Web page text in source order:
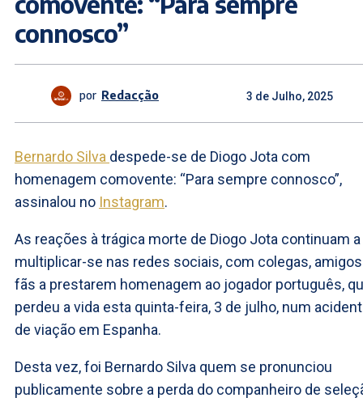
connosco”
por Redacção 3 de Julho, 2025
Bernardo Silva despede-se de Diogo Jota com
homenagem comovente: “Para sempre connosco”,
assinalou no Instagram.
As reações à trágica morte de Diogo Jota continuam a
multiplicar-se nas redes sociais, com colegas,
fãs a prestarem homenagem ao jogador português,
perdeu a vida esta quinta-feira, 3 de julho, num
de viação em Espanha.
Desta vez, foi Bernardo Silva quem se pronunciou
publicamente sobre a perda do companheiro de